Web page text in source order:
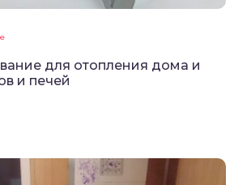
для отопления дома и
и печей